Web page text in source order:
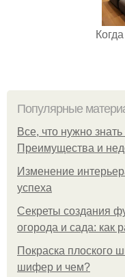
Популярные
Все, что нужно
Преимущества и
Изменение
успеха
Секреты создания
огорода и сада: как
Покраска плоского
шифер и чем?